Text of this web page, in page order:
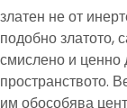
златен не от
подобно златото,
смислено и ценно
пространството.
им обособява